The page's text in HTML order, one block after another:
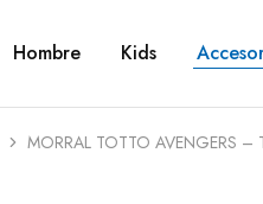
Hombre Kids
MORRAL TOTTO AVENGERS –